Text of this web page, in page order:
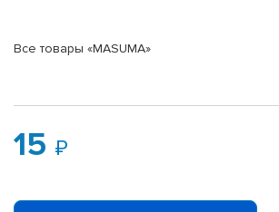
Все товары «MASUMA»
15